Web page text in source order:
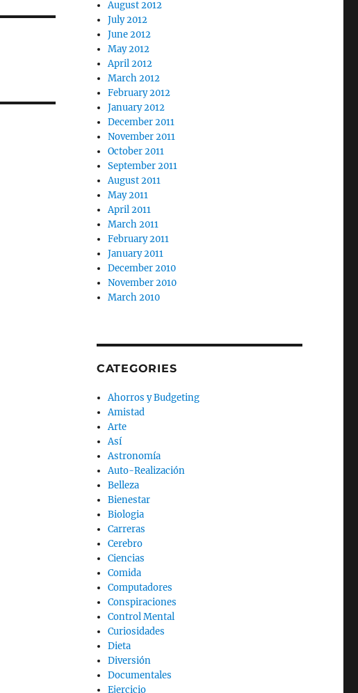
August 2012
July 2012
June 2012
May 2012
April 2012
March 2012
February 2012
January 2012
December 2011
November 2011
October 2011
September 2011
August 2011
May 2011
April 2011
March 2011
February 2011
January 2011
December 2010
November 2010
March 2010
CATEGORIES
Ahorros y Budgeting
Amistad
Arte
Así
Astronomía
Auto-Realización
Belleza
Bienestar
Biologia
Carreras
Cerebro
Ciencias
Comida
Computadores
Conspiraciones
Control Mental
Curiosidades
Dieta
Diversión
Documentales
Ejercicio